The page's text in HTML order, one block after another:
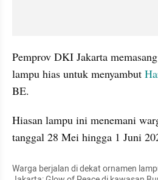
Pemprov DKI Jakarta
lampu hias untuk menyambut
BE.
Hiasan lampu ini menemani
tanggal 28 Mei hingga 1 Juni
Warga berjalan di dekat ornamen